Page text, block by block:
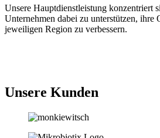
Unsere Hauptdienstleistung konzentriert
Unternehmen dabei zu unterstützen,
jeweiligen Region zu verbessern.
Unsere Kunden